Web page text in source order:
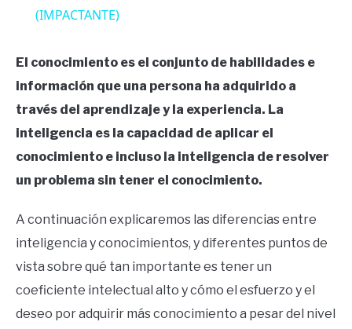
(IMPACTANTE)
El conocimiento es el conjunto de habilidades e
información que una persona ha adquirido a
través del aprendizaje y la experiencia. La
inteligencia es la capacidad de aplicar el
conocimiento e incluso la inteligencia de resolver
un problema sin tener el conocimiento.
A continuación explicaremos las diferencias entre
inteligencia y conocimientos, y diferentes puntos de
vista sobre qué tan importante es tener un
coeficiente intelectual alto y cómo el esfuerzo y el
deseo por adquirir más conocimiento a pesar del nivel